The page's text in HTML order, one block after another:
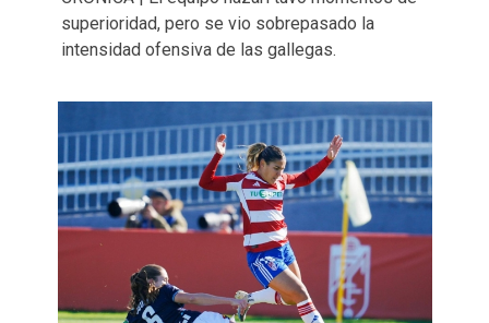
superioridad, pero se vio sobrepasado la
intensidad ofensiva de las gallegas.